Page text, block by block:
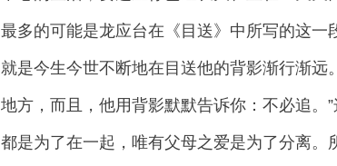
最多的可能是龙应台在《目送》中所写的这一
就是今生今世不断地在目送他的背影渐行渐
地方，而且，他用背影默默告诉你：不必追。
都是为了在一起，唯有父母之爱是为了分离